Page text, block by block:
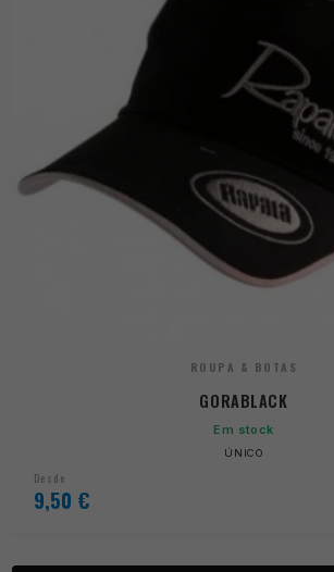
ROUPA & BOTAS
GORABLACK
Em stock
ÚNICO
Desde
9,50 €